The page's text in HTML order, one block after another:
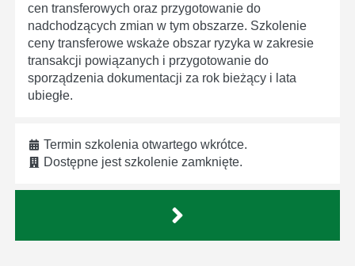
cen transferowych oraz przygotowanie do
nadchodzących zmian w tym obszarze. Szkolenie
ceny transferowe wskaże obszar ryzyka w zakresie
transakcji powiązanych i przygotowanie do
sporządzenia dokumentacji za rok bieżący i lata
ubiegłe.
Termin szkolenia otwartego wkrótce.
Dostępne jest szkolenie zamknięte.